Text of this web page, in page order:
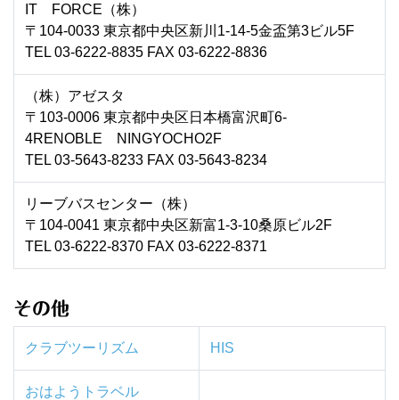
IT FORCE（株）
〒104-0033 東京都中央区新川1-14-5金盃第3ビル5F
TEL 03-6222-8835 FAX 03-6222-8836
（株）アゼスタ
〒103-0006 東京都中央区日本橋富沢町6-
4RENOBLE NINGYOCHO2F
TEL 03-5643-8233 FAX 03-5643-8234
リーブバスセンター（株）
〒104-0041 東京都中央区新富1-3-10桑原ビル2F
TEL 03-6222-8370 FAX 03-6222-8371
その他
クラブツーリズム HIS
おはよ うトラベル